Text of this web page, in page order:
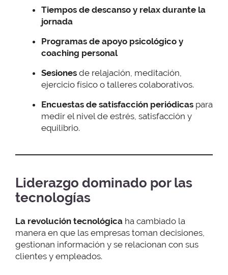
Tiempos de descanso y relax durante la
jornada
Programas de apoyo psicológico y
coaching personal
Sesiones de relajación, meditación,
ejercicio físico o talleres colaborativos.
Encuestas de satisfacción periódicas para
medir el nivel de estrés, satisfacción y
equilibrio.
Liderazgo dominado por las
tecnologías
La revolución tecnológica ha cambiado la
manera en que las empresas toman decisiones,
gestionan información y se relacionan con sus
clientes y empleados.